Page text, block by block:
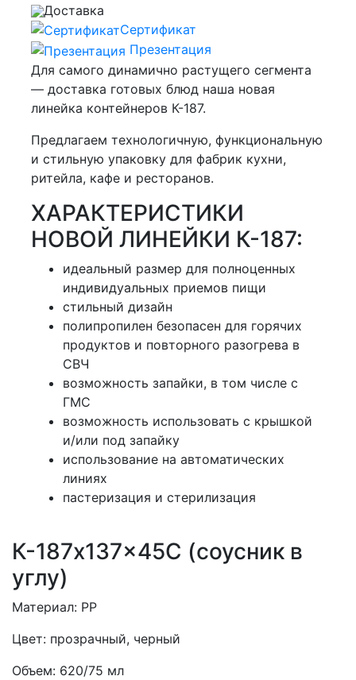
Доставка
Сертификат
Презентация
Для самого динамично растущего сегмента
— доставка готовых блюд наша новая
линейка контейнеров К-187.
Предлагаем технологичную, функциональную
и стильную упаковку для фабрик кухни,
ритейла, кафе и ресторанов.
ХАРАКТЕРИСТИКИ
НОВОЙ ЛИНЕЙКИ К-187:
идеальный размер для полноценных
индивидуальных приемов пищи
стильный дизайн
полипропилен безопасен для горячих
продуктов и повторного разогрева в
СВЧ
возможность запайки, в том числе с
ГМС
возможность использовать с крышкой
и/или под запайку
использование на автоматических
линиях
пастеризация и стерилизация
К-187x137x45С (соусник в
углу)
Материал: PP
Цвет: прозрачный, черный
Объем: 620/75 мл